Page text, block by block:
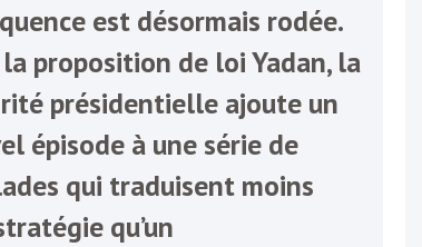
est désormais rodée.
la proposition de loi Yadan, la
présidentielle ajoute un
épisode à une série de
qui traduisent moins
qu’un